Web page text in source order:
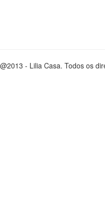
@2013 - Lilia Casa. Todos os